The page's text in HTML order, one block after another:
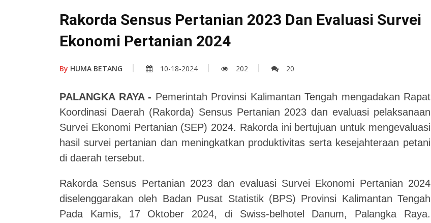
Rakorda Sensus Pertanian 2023 Dan Evaluasi Survei
Ekonomi Pertanian 2024
By HUMA BETANG 10-18-2024 202 20
PALANGKA RAYA - Pemerintah Provinsi Kalimantan Tengah mengadakan Rapat
Koordinasi Daerah (Rakorda) Sensus Pertanian 2023 dan evaluasi pelaksanaan
Survei Ekonomi Pertanian (SEP) 2024. Rakorda ini bertujuan untuk mengevaluasi
hasil survei pertanian dan meningkatkan produktivitas serta kesejahteraan petani
di daerah tersebut.
Rakorda Sensus Pertanian 2023 dan evaluasi Survei Ekonomi Pertanian 2024
diselenggarakan oleh Badan Pusat Statistik (BPS) Provinsi Kalimantan Tengah
Pada Kamis, 17 Oktober 2024, di Swiss-belhotel Danum, Palangka Raya.